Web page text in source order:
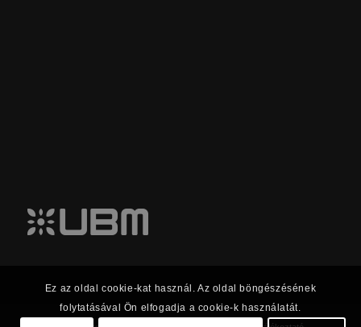
Ez az oldal cookie-kat használ. Az oldal böngészésének
folytatásával Ön elfogadja a cookie-k használatát.